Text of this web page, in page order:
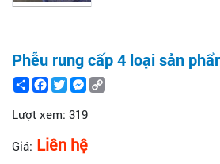
Phễu rung cấp 4 loại sản
ShareFacebook
TwitterMessenger
Lượt xem: 319
Giá: Liên hệ